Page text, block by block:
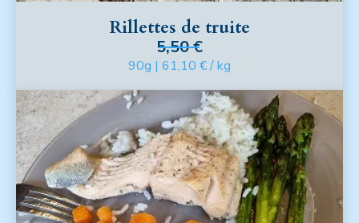
Rillettes de truite
5,50 €
90g | 61,10 € / kg